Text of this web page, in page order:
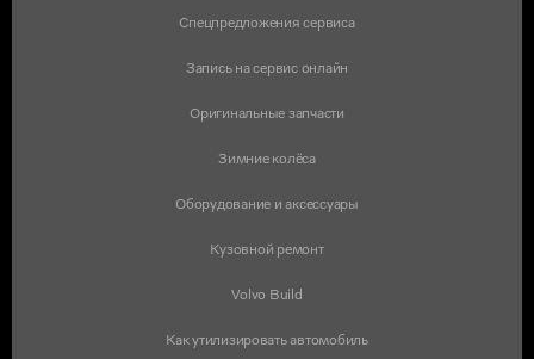
Спецпредложения сервиса
Запись на сервис онлайн
Оригинальные запчасти
Зимние колёса
Оборудование и аксессуары
Кузовной ремонт
Volvo Build
Как утилизировать автомобиль